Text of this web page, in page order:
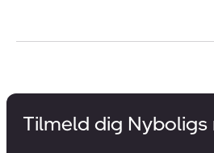
Tilmeld dig Nyboligs